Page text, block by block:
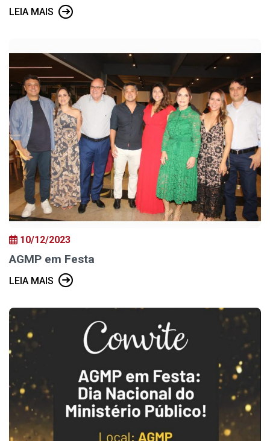
LEIA MAIS
10/12/2023
AGMP em Festa
LEIA MAIS